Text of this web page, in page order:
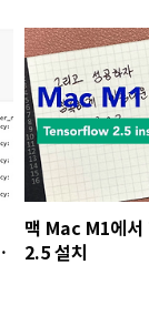
맥 Mac M1에
2.5 설치